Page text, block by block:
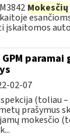
Mokesčių
įskaitomos
paramai
02-07
(toliau –
prašymus
mokesčio